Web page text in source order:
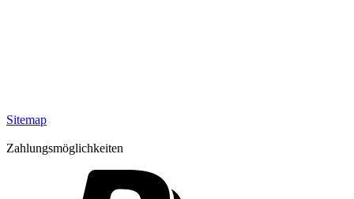
Sitemap
Zahlungsmöglichkeiten